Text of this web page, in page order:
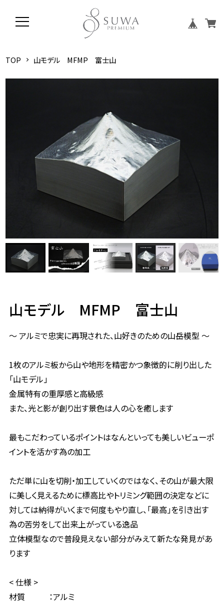
TOP 山モデル MFMP 富士山
山モデル MFMP 富士山
～ アルミで忠実に再現された、山好きのための山岳模型 ～
1枚のアルミ板から山や地形を精密かつ象徴的に削り出した
「山モデル」
金属特有の重厚感と高級感
また、光と影が創り出す景色は人の心を癒します
最もこだわっているポイントはなんといっても美しいビューポ
イントを活かす為の加工
ただ単に山を切削・加工していくのではなく、その山が最大限
に美しく見えるために標高比やトリミング範囲の決定などに
対しては納得がいくまで何度もやり直し、「最高」を引き出す
為の苦労をして出来上がっている逸品
立体模型なので普段見えない部分がみえて新たな発見があ
ります
< 仕様 >
材質 ：アルミ